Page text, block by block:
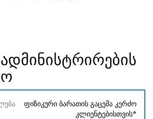
ფიზიკური ბარათის გაცემა კერძო
კლიენტებისთვის*